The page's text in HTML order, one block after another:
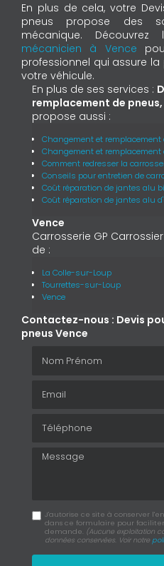
En plus de cela, votre
pneus propose des
mécanique.
mécanicien à Vence
professionnel qui assure
votre véhicule.
En plus de ses services :
remplacement de
propose aussi :
Changement et remplacement
Changement et remplacement
Comment redresser la
Conseils pour entretien de
Coût réparation de jantes alu
Coût réparation de jantes alu
Vence
Carrosserie GP
de :
La Colle-sur-Loup
Tourrettes-sur-Loup
Vence
Contactez-nous : Devis
pneus Vence
Message
J'autorise ce site à conserver
dans ce formulaire pour
demande. (Aucune exploitation
données conservées. Voir notre